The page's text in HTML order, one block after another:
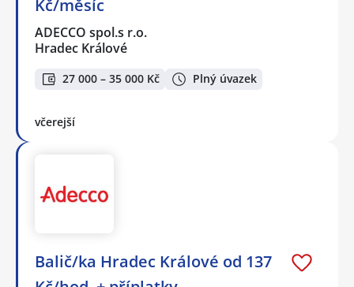
Kč/měsíc
ADECCO spol.s r.o.
Hradec Králové
27 000 – 35 000 Kč Plný úvazek
včerejší
Balič/ka Hradec Králové od 137